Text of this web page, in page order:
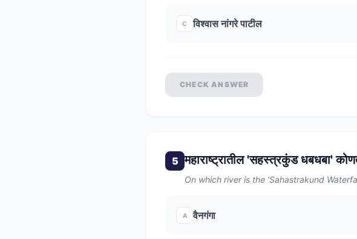
C विश्वास नांगरे पाटील
CHECK ANSWER
5 महाराष्ट्रातील 'सहस्त्रकुंड धबधबा'
On which river is the 'Sahastrakund
A वैनगंगा